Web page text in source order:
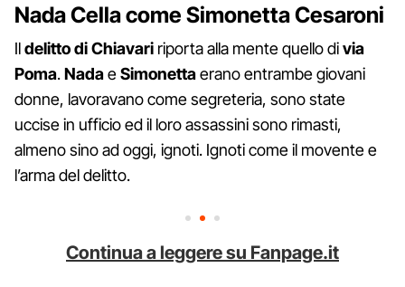
Nada Cella come Simonetta Cesaroni
Ildelitto di Chiavari riporta alla mente quello divia
Poma.NadaeSimonettaerano entrambe giovani
donne, lavoravano come segreteria, sono state
uccise in ufficio ed il loro assassini sono rimasti,
almeno sino ad oggi, ignoti. Ignoti come il movente e
l’arma del delitto.
Continua a leggere su Fanpage.it